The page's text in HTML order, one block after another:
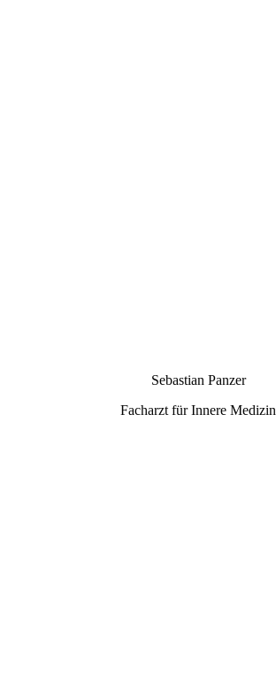
Sebastian Panzer
Facharzt für Innere Medizin